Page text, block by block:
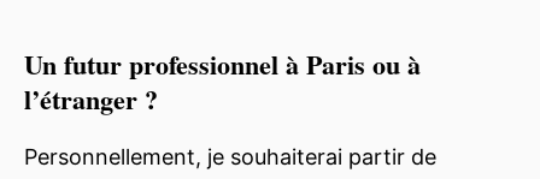
Un futur professionnel à Paris ou à
l’étranger ?
Personnellement, je souhaiterai partir de